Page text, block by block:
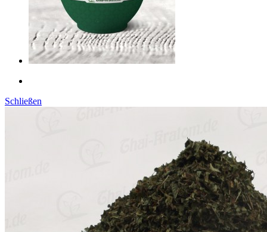
Schließen